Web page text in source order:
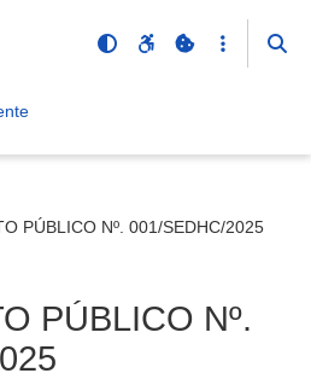
PÚBLICO Nº. 001/SEDHC/2025
PÚBLICO Nº.